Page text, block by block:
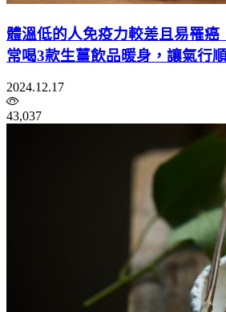
體溫低的人免疫力較差且易罹癌
常喝3款生薑飲品暖身，讓氣行
2024.12.17
43,037